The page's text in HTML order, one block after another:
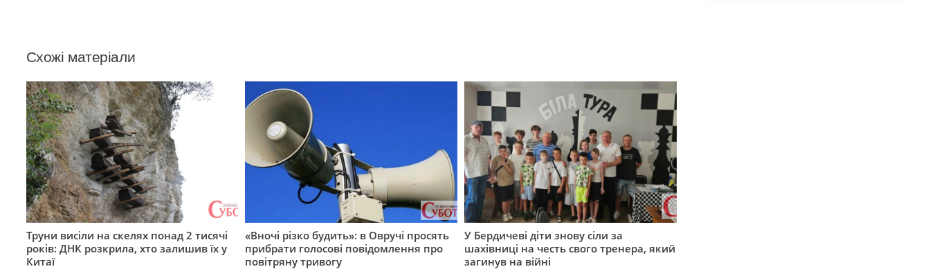
Схожі матеріали
Труни висіли на скелях понад 2 тисячі
років: ДНК розкрила, хто залишив їх у
Китаї
«Вночі різко будить»: в Овручі просять
прибрати голосові повідомлення про
повітряну тривогу
У Бердичеві діти знову сіли за
шахівниці на честь свого тренера, який
загинув на війні